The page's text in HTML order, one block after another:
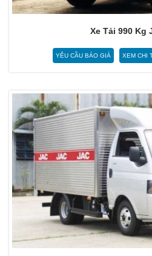
Xe Tải 990 Kg
YÊU CẦU BÁO GIÁ XEM CHI